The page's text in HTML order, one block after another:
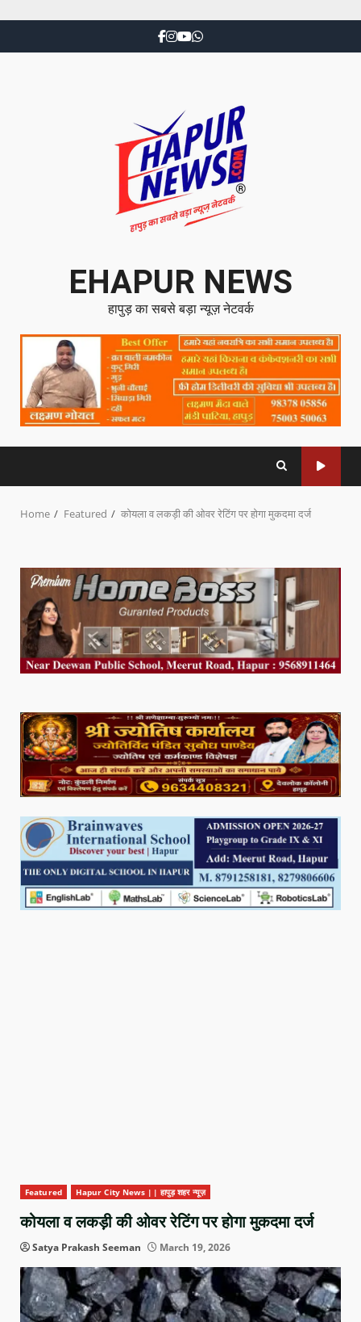
EHAPUR NEWS
हापुड़ का सबसे बड़ा न्यूज़ नेटवर्क
Home Featured कोयला व लकड़ी की ओवर रेटिंग पर होगा मुकदमा दर्ज
Featured Hapur City News || हापुड़ शहर न्यूज़
कोयला व लकड़ी की ओवर रेटिंग पर होगा मुकदमा दर्ज
Satya Prakash Seeman March 19, 2026